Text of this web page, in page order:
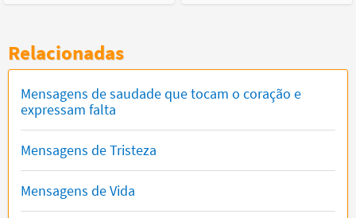
Relacionadas
Mensagens de saudade que tocam o coração e
expressam falta
Mensagens de Tristeza
Mensagens de Vida